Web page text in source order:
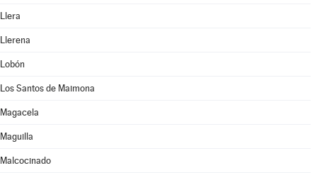
Llera
Llerena
Lobón
Los Santos de Maimona
Magacela
Maguilla
Malcocinado